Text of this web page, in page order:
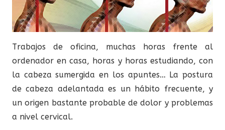
Trabajos de oficina, muchas horas frente al
ordenador en casa, horas y horas estudiando, con
la cabeza sumergida en los apuntes… La postura
de cabeza adelantada es un hábito frecuente, y
un origen bastante probable de dolor y problemas
a nivel cervical.